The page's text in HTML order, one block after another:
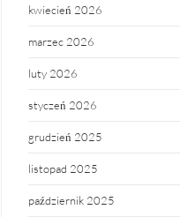
kwiecień 2026
marzec 2026
luty 2026
styczeń 2026
grudzień 2025
listopad 2025
październik 2025